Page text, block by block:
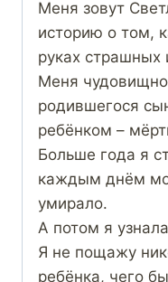
Меня зовут
историю о том,
руках страшных
Меня
родившегося
ребёнком –
Больше года я
каждым днём
умирало.
А потом я
Я не пощажу
ребёнка, чего